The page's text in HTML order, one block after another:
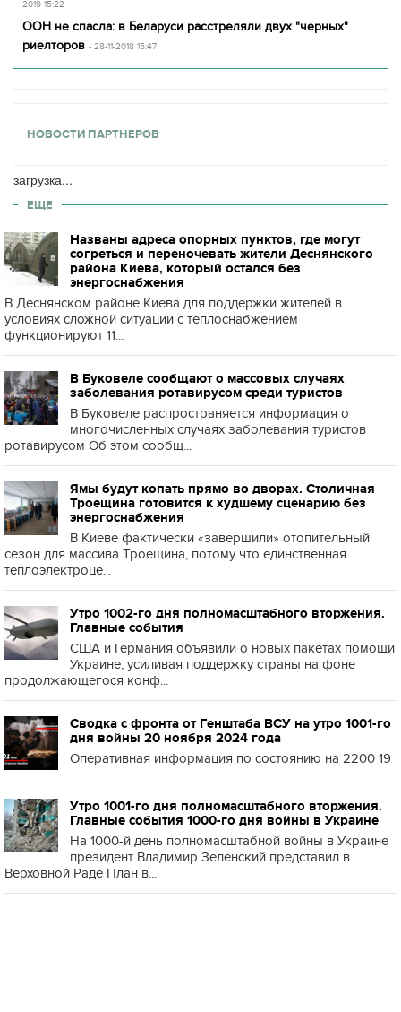
2019 15:22
ООН не спасла: в Беларуси расстреляли двух "черных"
риелторов - 28-11-2018 15:47
НОВОСТИ ПАРТНЕРОВ
загрузка...
ЕЩЕ
Названы адреса опорных пунктов, где могут
согреться и переночевать жители Деснянского
района Киева, который остался без
энергоснабжения
В Деснянском районе Киева для поддержки жителей в
условиях сложной ситуации с теплоснабжением
функционируют 11...
В Буковеле сообщают о массовых случаях
заболевания ротавирусом среди туристов
В Буковеле распространяется информация о
многочисленных случаях заболевания туристов
ротавирусом Об этом сообщ...
Ямы будут копать прямо во дворах. Столичная
Троещина готовится к худшему сценарию без
энергоснабжения
В Киеве фактически «завершили» отопительный
сезон для массива Троещина, потому что единственная
теплоэлектроце...
Утро 1002-го дня полномасштабного вторжения.
Главные события
США и Германия объявили о новых пакетах помощи
Украине, усиливая поддержку страны на фоне
продолжающегося конф...
Сводка с фронта от Генштаба ВСУ на утро 1001-го
дня войны 20 ноября 2024 года
Оперативная информация по состоянию на 2200 19
Утро 1001-го дня полномасштабного вторжения.
Главные события 1000-го дня войны в Украине
На 1000-й день полномасштабной войны в Украине
президент Владимир Зеленский представил в
Верховной Раде План в...